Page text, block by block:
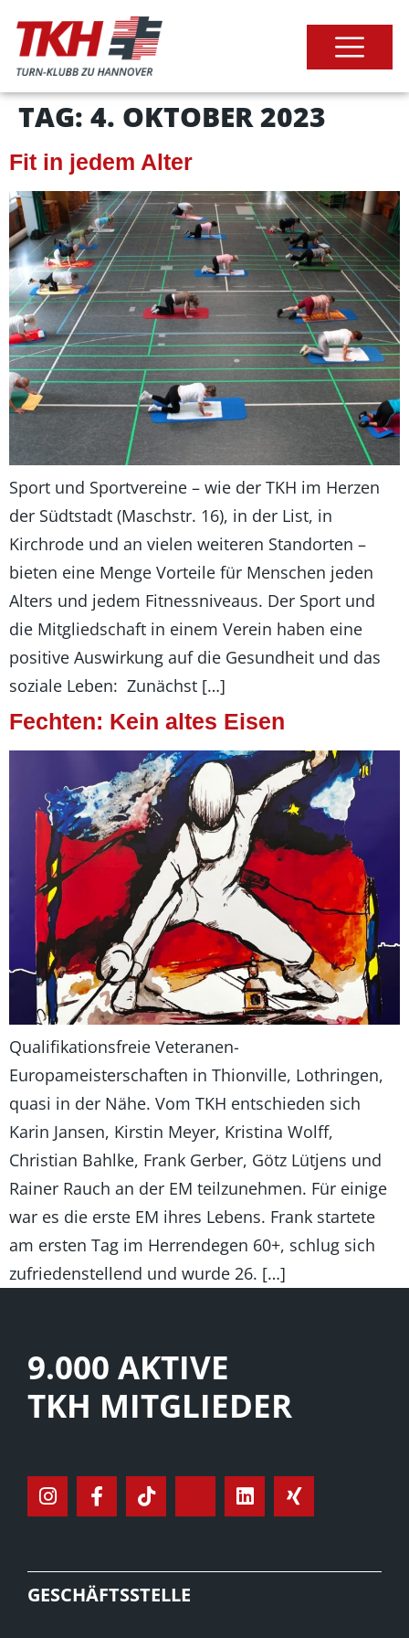
TAG: 4. OKTOBER 2023
Fit in jedem Alter
Sport und Sportvereine – wie der TKH im Herzen
der Südtstadt (Maschstr. 16), in der List, in
Kirchrode und an vielen weiteren Standorten –
bieten eine Menge Vorteile für Menschen jeden
Alters und jedem Fitnessniveaus. Der Sport und
die Mitgliedschaft in einem Verein haben eine
positive Auswirkung auf die Gesundheit und das
soziale Leben: Zunächst […]
Fechten: Kein altes Eisen
Qualifikationsfreie Veteranen-
Europameisterschaften in Thionville, Lothringen,
quasi in der Nähe. Vom TKH entschieden sich
Karin Jansen, Kirstin Meyer, Kristina Wolff,
Christian Bahlke, Frank Gerber, Götz Lütjens und
Rainer Rauch an der EM teilzunehmen. Für einige
war es die erste EM ihres Lebens. Frank startete
am ersten Tag im Herrendegen 60+, schlug sich
zufriedenstellend und wurde 26. […]
9.000 AKTIVE
TKH MITGLIEDER
GESCHÄFTSSTELLE